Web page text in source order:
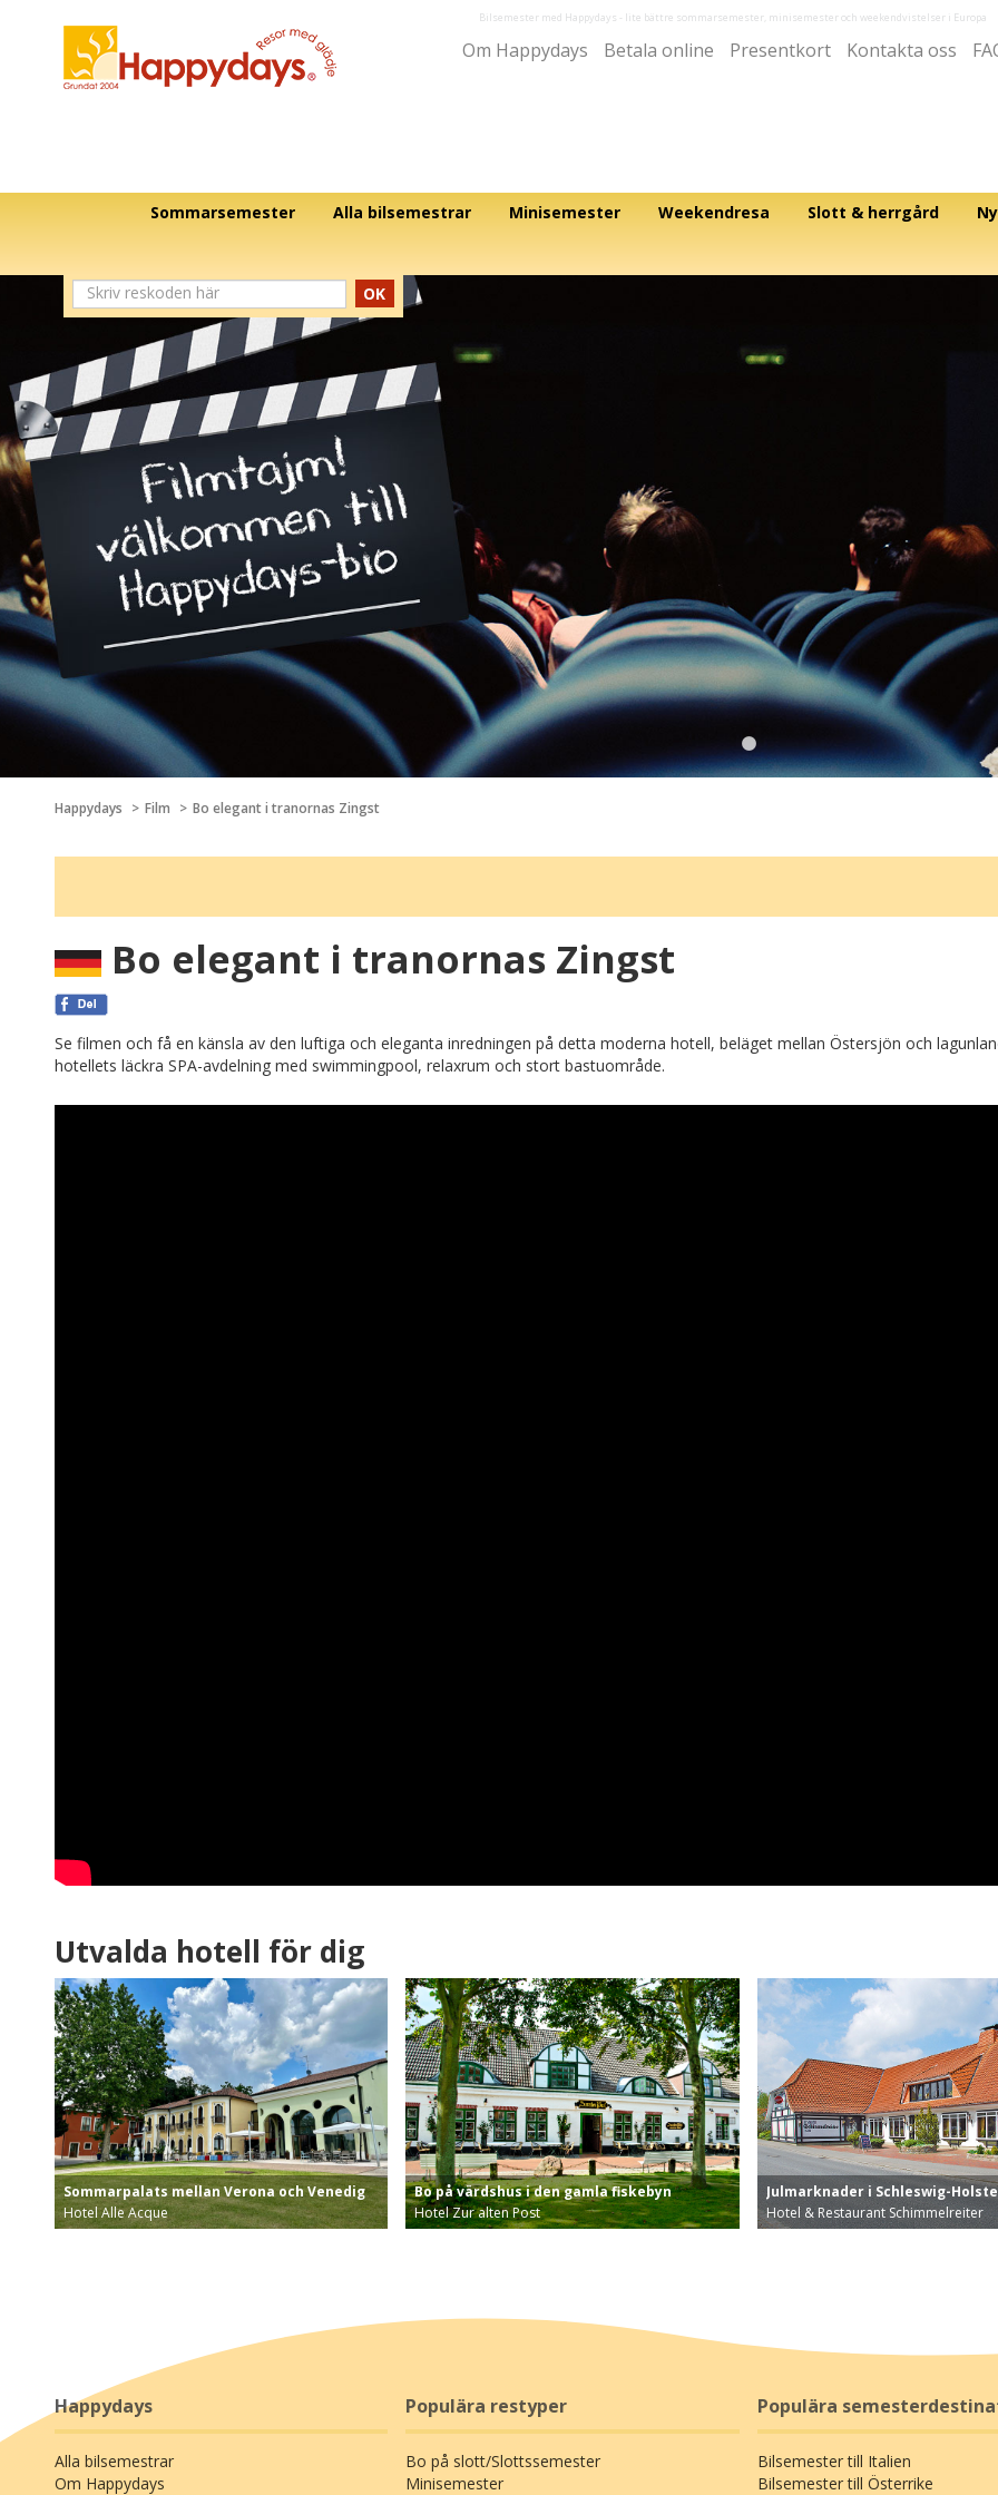
Bilsemester med Happydays - lite bättre sommarsemester, minisemester och weekendvistelser i Europa
Om Happydays Betala online Presentkort Kontakta oss
Sommarsemester Alla bilsemestrar Minisemester Weekendresa Slott & herrgård
OK
Happydays Film Bo elegant i tranornas Zingst
Bo elegant i tranornas Zingst
Se filmen och få en känsla av den luftiga och eleganta inredningen på detta moderna hotell, beläget mellan Östersjön och
hotellets läckra SPA-avdelning med swimmingpool, relaxrum och stort bastuområde.
Utvalda hotell för dig
Sommarpalats mellan Verona och Venedig
Hotel Alle Acque
Bo på värdshus i den gamla fiskebyn
Hotel Zur alten Post
Julmarknader i Schleswig-
Hotel & Restaurant Schimmelreiter
Happydays
Alla bilsemestrar
Om Happydays
Populära restyper
Bo på slott/Slottssemester
Minisemester
Populära
Bilsemester till Italien
Bilsemester till Österrike